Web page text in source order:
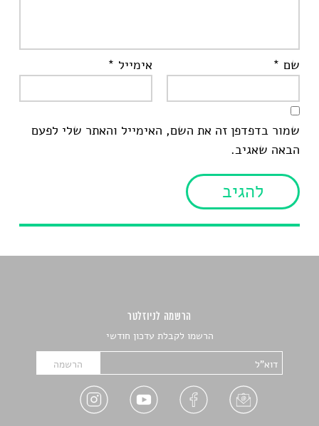
שם * אימייל *
שמור בדפדפן זה את השם, האימייל והאתר שלי לפעם
הבאה שאגיב.
הרשמה לניוזלטר
הרשמו לקבלת עדכון חודשי